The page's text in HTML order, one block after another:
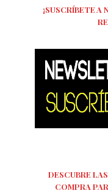
¡SUSCRÍBETE A
DESCUBRE
COMPRA